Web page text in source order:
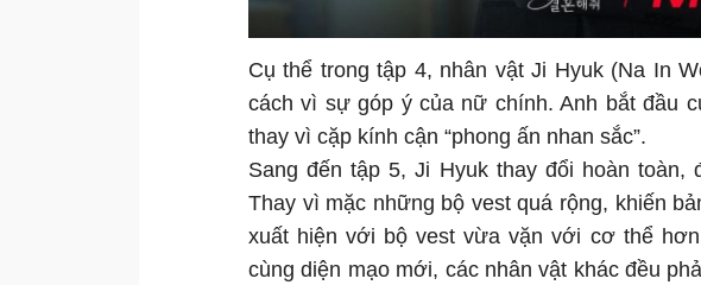
Cụ thể trong tập 4, nhân vật Ji Hyuk (Na In
cách vì sự góp ý của nữ chính. Anh bắt đầu
thay vì cặp kính cận “phong ấn nhan sắc”.
Sang đến tập 5, Ji Hyuk thay đổi hoàn toàn,
Thay vì mặc những bộ vest quá rộng, khiến
xuất hiện với bộ vest vừa vặn với cơ thể
cùng diện mạo mới, các nhân vật khác đều